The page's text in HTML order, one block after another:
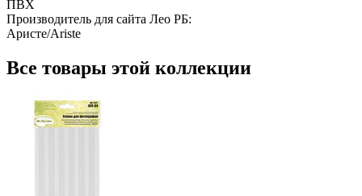
ПВХ
Производитель для сайта Лео РБ:
Аристе/Ariste
Все товары этой коллекции